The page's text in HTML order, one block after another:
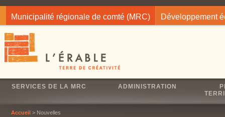
Municipalité régionale de comté (MRC) Développement
SERVICES DE LA MRC ADMINISTRATION
Accueil > Nouvelles